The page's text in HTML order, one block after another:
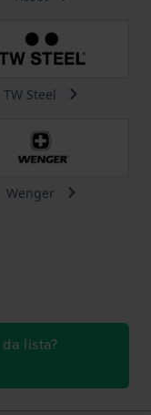
TW Steel
Wenger
lista?